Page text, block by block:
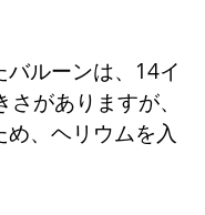
ルーンは、14イ
がありますが、
、ヘリウムを入